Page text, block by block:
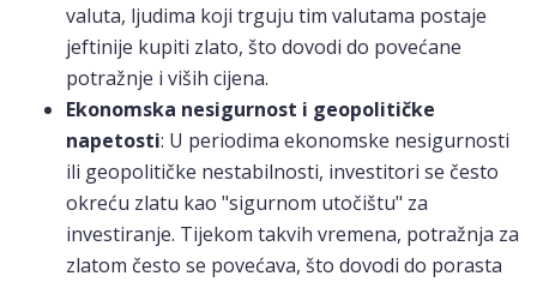
valuta, ljudima koji trguju tim valutama postaje
jeftinije kupiti zlato, što dovodi do povećane
potražnje i viših cijena.
Ekonomska nesigurnost i geopolitičke
napetosti: U periodima ekonomske nesigurnosti
ili geopolitičke nestabilnosti, investitori se često
okreću zlatu kao "sigurnom utočištu" za
investiranje. Tijekom takvih vremena, potražnja za
zlatom često se povećava, što dovodi do porasta